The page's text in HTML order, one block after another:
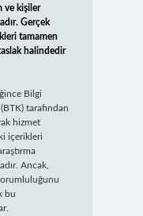
ve kişiler
Gerçek
tamamen
halindedir
Bilgi
tarafından
hizmet
içerikleri
Ancak,
bu